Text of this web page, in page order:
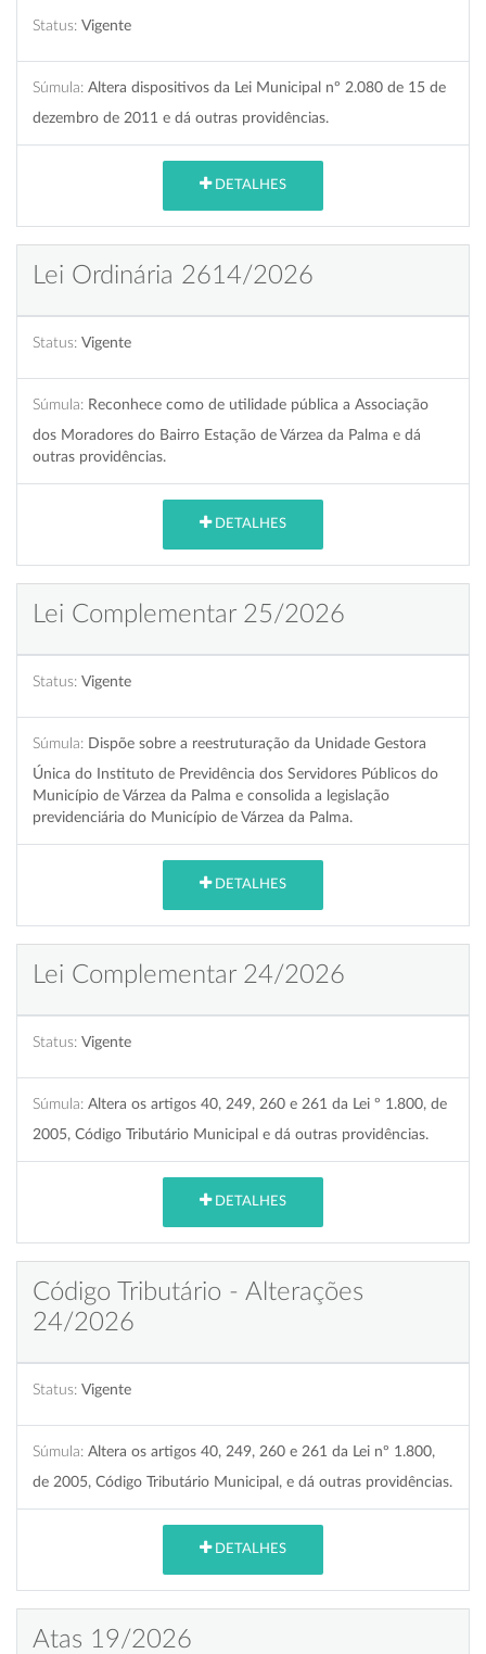
Status: Vigente
Súmula: Altera dispositivos da Lei Municipal nº 2.080 de 15 de
dezembro de 2011 e dá outras providências.
DETALHES
Lei Ordinária 2614/2026
Status: Vigente
Súmula: Reconhece como de utilidade pública a Associação
dos Moradores do Bairro Estação de Várzea da Palma e dá
outras providências.
DETALHES
Lei Complementar 25/2026
Status: Vigente
Súmula: Dispõe sobre a reestruturação da Unidade Gestora
Única do Instituto de Previdência dos Servidores Públicos do
Município de Várzea da Palma e consolida a legislação
previdenciária do Município de Várzea da Palma.
DETALHES
Lei Complementar 24/2026
Status: Vigente
Súmula: Altera os artigos 40, 249, 260 e 261 da Lei º 1.800, de
2005, Código Tributário Municipal e dá outras providências.
DETALHES
Código Tributário - Alterações
24/2026
Status: Vigente
Súmula: Altera os artigos 40, 249, 260 e 261 da Lei nº 1.800,
de 2005, Código Tributário Municipal, e dá outras providências.
DETALHES
Atas 19/2026